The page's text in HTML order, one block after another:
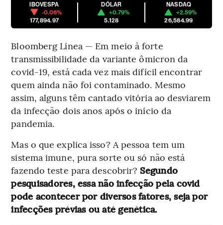
IBOVESPA
-0.06%
177,894.97
DÓLAR
+0.79%
5.128
NASDAQ
+2.59%
26,584.99
Bloomberg Línea — Em meio à forte
transmissibilidade da variante ômicron da
covid-19, está cada vez mais difícil encontrar
quem ainda não foi contaminado. Mesmo
assim, alguns têm cantado vitória ao desviarem
da infecção dois anos após o início da
pandemia.
Mas o que explica isso? A pessoa tem um
sistema imune, pura sorte ou só não está
fazendo teste para descobrir? Segundo
pesquisadores, essa não infecção pela covid
pode acontecer por diversos fatores, seja por
infecções prévias ou até genética.